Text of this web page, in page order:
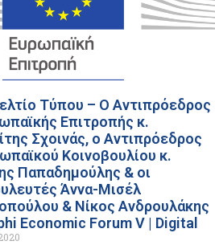
Τύπου – Ο Αντιπρόεδρος
Επιτροπής κ.
Σχοινάς, ο Αντιπρόεδρος
Κοινοβουλίου κ.
Παπαδημούλης & οι
Άννα-Μισέλ
& Νίκος Ανδρουλάκης
Economic Forum V | Digital